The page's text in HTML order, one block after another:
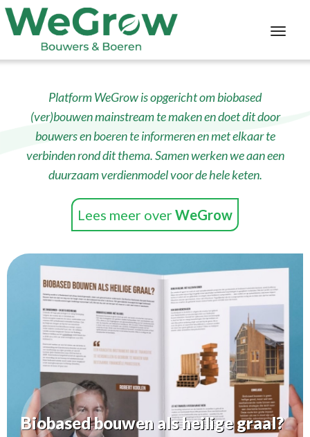
Platform WeGrow is opgericht om biobased
(ver)bouwen mainstream te maken en doet dit door
bouwers en boeren te informeren en met elkaar te
verbinden rond dit thema. Samen werken we aan een
duurzaam verdienmodel voor de hele keten.
Lees meer overWeGrow
Biobased bouwen als heilige graal?